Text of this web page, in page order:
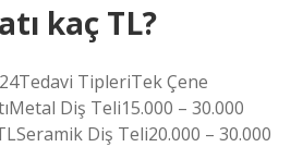
kaç TL?
TipleriTek Çene
Diş Teli15.000 – 30.000
Diş Teli20.000 – 30.000